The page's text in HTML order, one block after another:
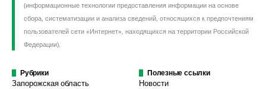
(информационные технологии предоставления информации на основе
сбора, систематизации и анализа сведений, относящихся к предпочтениям
пользователей сети «Интернет», находящихся на территории Российской
Федерации).
Рубрики
Запорожская область
Полезные ссылки
Новости